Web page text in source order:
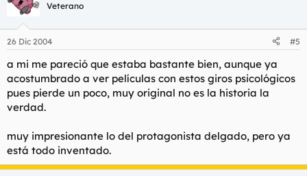
Veterano
26 Dic 2004 #5
a mi me pareció que estaba bastante bien, aunque ya
acostumbrado a ver películas con estos giros psicológicos
pues pierde un poco, muy original no es la historia la
verdad.
muy impresionante lo del protagonista delgado, pero ya
está todo inventado.